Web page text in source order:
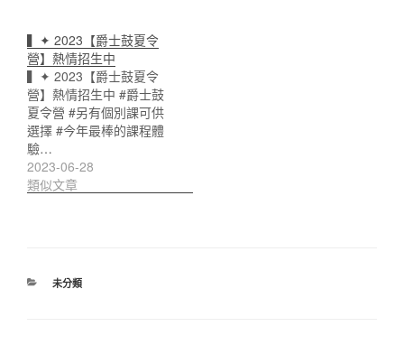
▍✦ 2023【爵士鼓夏令
營】熱情招生中
▍✦ 2023【爵士鼓夏令
營】熱情招生中 #爵士鼓
夏令營 #另有個別課可供
選擇 #今年最棒的課程體
驗…
2023-06-28
類似文章
分
未分類